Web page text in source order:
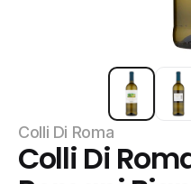
Colli Di Roma
Colli Di